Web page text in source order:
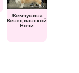
Жемчужина
Венецианской
Ночи